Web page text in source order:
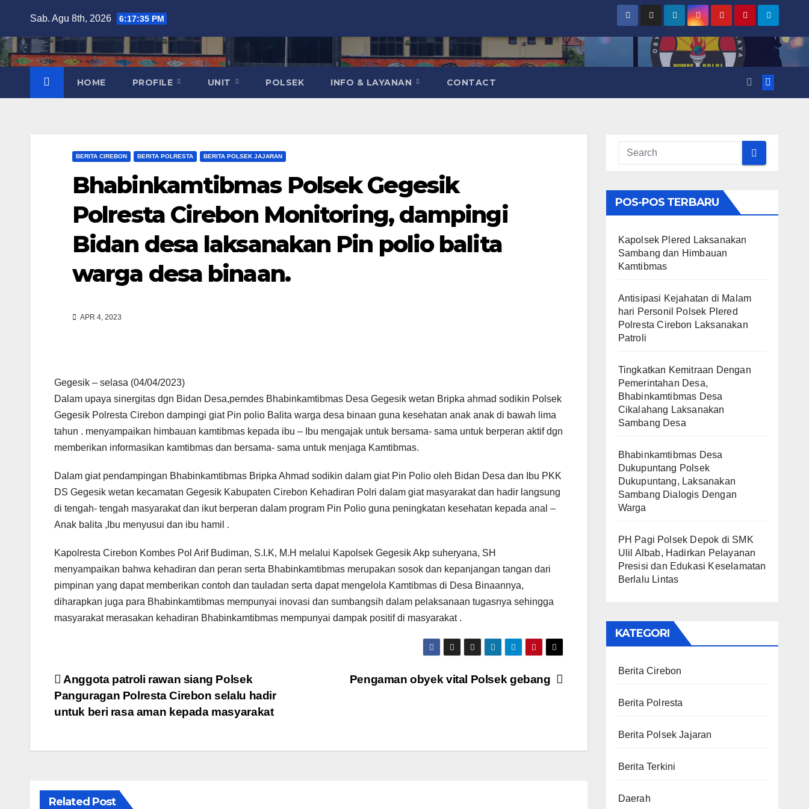
content
Sab. Agu 8th, 2026 6:17:35 PM
HOME PROFILE UNIT POLSEK INFO & LAYANAN CONTACT
BERITA CIREBON BERITA POLRESTA BERITA POLSEK JAJARAN
Bhabinkamtibmas Polsek Gegesik
Polresta Cirebon Monitoring, dampingi
Bidan desa laksanakan Pin polio balita
warga desa binaan.
APR 4, 2023
Gegesik – selasa (04/04/2023)
Dalam upaya sinergitas dgn Bidan Desa,pemdes Bhabinkamtibmas Desa Gegesik wetan Bripka ahmad sodikin Polsek
Gegesik Polresta Cirebon dampingi giat Pin polio Balita warga desa binaan guna kesehatan anak anak di bawah lima
tahun . menyampaikan himbauan kamtibmas kepada ibu – Ibu mengajak untuk bersama- sama untuk berperan aktif dgn
memberikan informasikan kamtibmas dan bersama- sama untuk menjaga Kamtibmas.
Dalam giat pendampingan Bhabinkamtibmas Bripka Ahmad sodikin dalam giat Pin Polio oleh Bidan Desa dan Ibu PKK
DS Gegesik wetan kecamatan Gegesik Kabupaten Cirebon Kehadiran Polri dalam giat masyarakat dan hadir langsung
di tengah- tengah masyarakat dan ikut berperan dalam program Pin Polio guna peningkatan kesehatan kepada anal –
Anak balita ,Ibu menyusui dan ibu hamil .
Kapolresta Cirebon Kombes Pol Arif Budiman, S.I.K, M.H melalui Kapolsek Gegesik Akp suheryana, SH
menyampaikan bahwa kehadiran dan peran serta Bhabinkamtibmas merupakan sosok dan kepanjangan tangan dari
pimpinan yang dapat memberikan contoh dan tauladan serta dapat mengelola Kamtibmas di Desa Binaannya,
diharapkan juga para Bhabinkamtibmas mempunyai inovasi dan sumbangsih dalam pelaksanaan tugasnya sehingga
masyarakat merasakan kehadiran Bhabinkamtibmas mempunyai dampak positif di masyarakat .
Navigasi
pos
Pengaman obyek vital Polsek gebang
Anggota patroli rawan siang Polsek
Panguragan Polresta Cirebon selalu hadir
untuk beri rasa aman kepada masyarakat
Related Post
POS-POS TERBARU
Kapolsek Plered Laksanakan
Sambang dan Himbauan
Kamtibmas
Antisipasi Kejahatan di Malam
hari Personil Polsek Plered
Polresta Cirebon Laksanakan
Patroli
Tingkatkan Kemitraan Dengan
Pemerintahan Desa,
Bhabinkamtibmas Desa
Cikalahang Laksanakan
Sambang Desa
Bhabinkamtibmas Desa
Dukupuntang Polsek
Dukupuntang, Laksanakan
Sambang Dialogis Dengan
Warga
PH Pagi Polsek Depok di SMK
Ulil Albab, Hadirkan Pelayanan
Presisi dan Edukasi Keselamatan
Berlalu Lintas
KATEGORI
Berita Cirebon
Berita Polresta
Berita Polsek Jajaran
Berita Terkini
Daerah